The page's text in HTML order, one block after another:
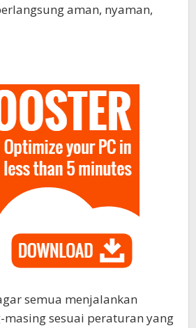
aman, nyaman,
semua menjalankan
sesuai peraturan yang